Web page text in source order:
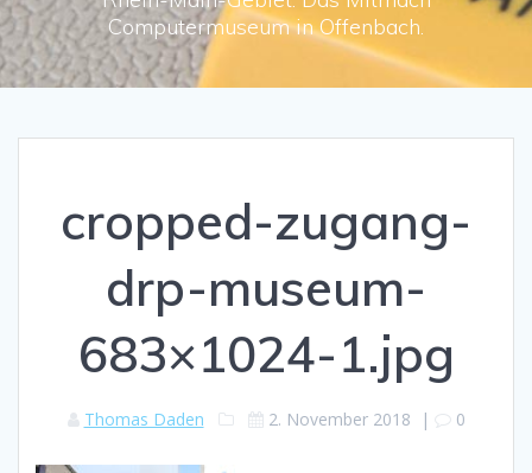
Computermuseum in Offenbach.
cropped-zugang-
drp-museum-
683×1024-1.jpg
Thomas Daden 2. November 2018 | 0